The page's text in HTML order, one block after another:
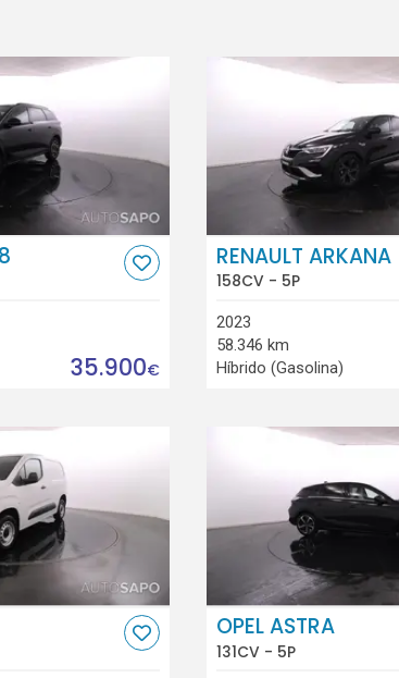
35.900€
RENAULT ARKANA
158CV - 5P
2023
58.346 km
Híbrido (Gasolina)
OPEL ASTRA
131CV - 5P